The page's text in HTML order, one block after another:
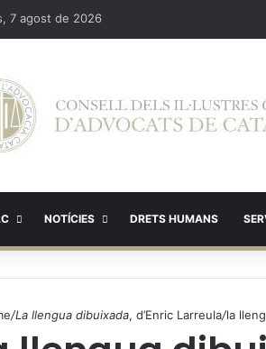
7 agost de 2026
NOTÍCIES DRETS HUMANS
/La llengua dibuixada, d’Enric Larreula/la